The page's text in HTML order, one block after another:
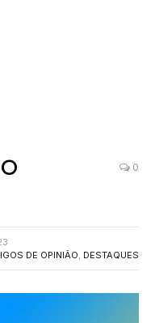
0
DE OPINIÃO, DESTAQUES